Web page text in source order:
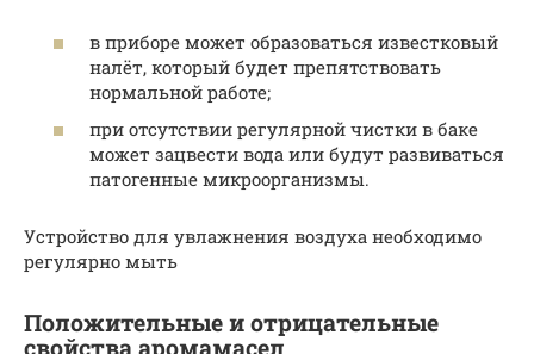
в приборе может образоваться известковый
налёт, который будет препятствовать
нормальной работе;
при отсутствии регулярной чистки в баке
может зацвести вода или будут развиваться
патогенные микроорганизмы.
Устройство для увлажнения воздуха необходимо
регулярно мыть
Положительные и отрицательные
свойства аромамасел